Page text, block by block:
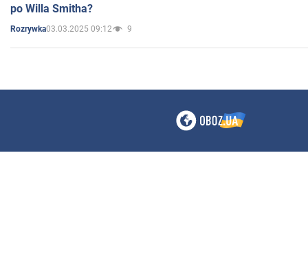
po Willa Smitha?
Rozrywka03.03.2025 09:12 9